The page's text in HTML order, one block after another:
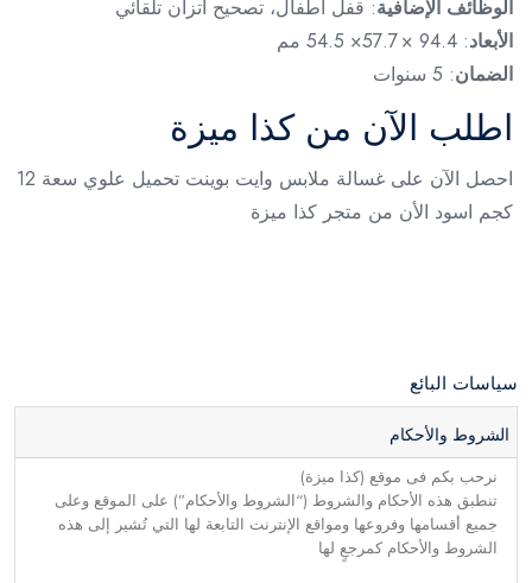
الوظائف الإضافية: قفل أطفال، تصحيح اتزان تلقائي
الأبعاد: 94.4 × 57.7× 54.5 مم
الضمان: 5 سنوات
اطلب الآن من كذا ميزة
احصل الآن على غسالة ملابس وايت بوينت تحميل علوي سعة 12
كجم اسود الأن من متجر كذا ميزة
سياسات البائع
الشروط والأحكام
نرحب بكم فى موقع (كذا ميزة)
تنطبق هذه الأحكام والشروط (“الشروط والأحكام”) على الموقع وعلى
جميع أقسامها وفروعها ومواقع الإنترنت التابعة لها التي تُشير إلى هذه
الشروط والأحكام كمرجعٍ لها